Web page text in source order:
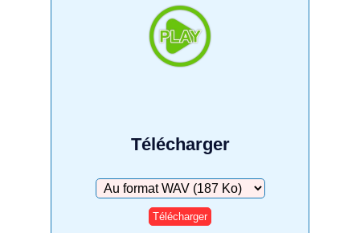
Télécharger
Télécharger